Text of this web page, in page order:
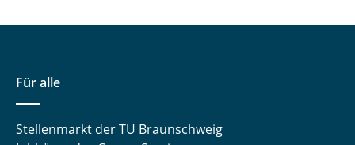
Für alle
Stellenmarkt der TU Braunschweig